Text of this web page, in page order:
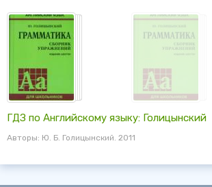
ГДЗ по Английскому языку: Голицынский
Авторы: Ю. Б. Голицынский. 2011